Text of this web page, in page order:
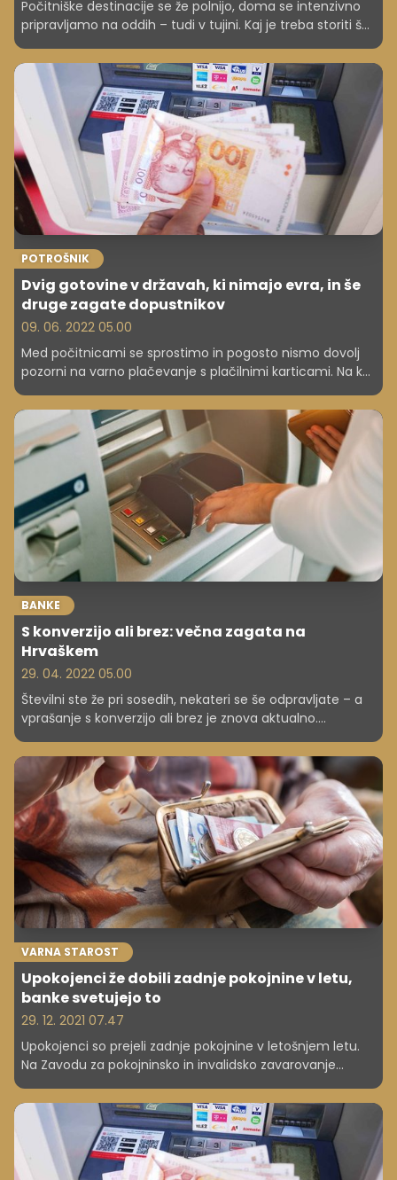
Počitniške destinacije se že polnijo, doma se intenzivno
pripravljamo na oddih – tudi v tujini. Kaj je treba storiti še
nepotrebnem uničene?
POTROŠNIK
Dvig gotovine v državah, ki nimajo evra, in še
druge zagate dopustnikov
09. 06. 2022 05.00
Med počitnicami se sprostimo in pogosto nismo dovolj
pozorni na varno plačevanje s plačilnimi karticami. Na kaj
biti pozoren?
BANKE
S konverzijo ali brez: večna zagata na
Hrvaškem
29. 04. 2022 05.00
Številni ste že pri sosedih, nekateri se še odpravljate – a
vprašanje s konverzijo ali brez je znova aktualno.
Poglejmo torej, kako ravnati na Hrvaškem, ko dvigujete
denar na bankomatu.
VARNA STAROST
Upokojenci že dobili zadnje pokojnine v letu,
banke svetujejo to
29. 12. 2021 07.47
Upokojenci so prejeli zadnje pokojnine v letošnjem letu.
Na Zavodu za pokojninsko in invalidsko zavarovanje
Slovenije (ZPIZ) tako ohranjajo dosedanjo dolgoletno
prakso, da v decembru zaradi praznikov ne čakajo z
izplačilom na zadnji delovni dan v mesecu.